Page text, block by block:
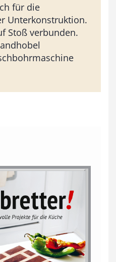
für die
Unterkonstruktion.
Stoß verbunden.